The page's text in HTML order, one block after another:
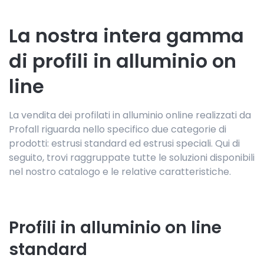
La nostra intera gamma
di profili in alluminio on
line
La vendita dei profilati in alluminio online realizzati da
Profall riguarda nello specifico due categorie di
prodotti: estrusi standard ed estrusi speciali. Qui di
seguito, trovi raggruppate tutte le soluzioni disponibili
nel nostro catalogo e le relative caratteristiche.
Profili in alluminio on line
standard